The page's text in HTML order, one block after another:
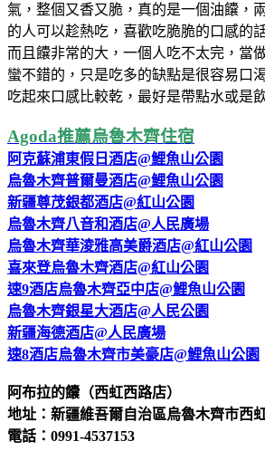
氣，整個又香又脆，真的是一個油饢，
的人可以趁熱吃，喜歡吃脆脆的口感的
而且饢非常的大，一個人吃不太完，當
蠻不錯的，只是吃多的缺點是很容易口
吃起來口感比較乾，最好是帶點水或是
Agoda推薦烏魯木齊住宿
阿克蘇浦東假日酒店@鯉魚山公園
烏魯木齊普爾曼酒店@鯉魚山公園
新疆尊茂銀都酒店@紅山公園
烏魯木齊八音和酒店@人民廣場
烏魯木齊華淩雅高美爵酒店@紅山公園
喜來登烏魯木齊酒店@紅山公園
速9酒店烏魯木齊亞中店@鯉魚山公園
烏魯木齊銀星大酒店@人民公園
新疆海德酒店@人民廣場
速8酒店烏魯木齊市美豪店@鯉魚山公園
阿布拉的饢（西虹西路店）
地址：新疆維吾爾自治區烏魯木齊市西
電話：0991-4537153